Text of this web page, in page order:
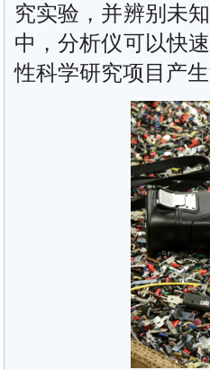
究实验，并辨别未
中，分析仪可以快
性科学研究项目产生